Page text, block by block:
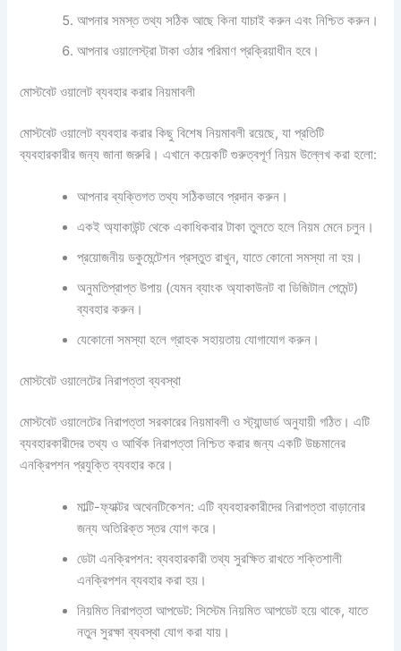
আপনার সমস্ত তথ্য সঠিক আছে কিনা যাচাই করুন এবং নিশ্চিত করুন।
আপনার ওয়ালেস্ট্রা টাকা ওঠার পরিমাণ প্রক্রিয়াধীন হবে।
মোস্টবেট ওয়ালেট ব্যবহার করার নিয়মাবলী
মোস্টবেট ওয়ালেট ব্যবহার করার কিছু বিশেষ নিয়মাবলী রয়েছে, যা প্রতিটি
ব্যবহারকারীর জন্য জানা জরুরি। এখানে কয়েকটি গুরুত্বপূর্ণ নিয়ম উল্লেখ করা হলো:
আপনার ব্যক্তিগত তথ্য সঠিকভাবে প্রদান করুন।
একই অ্যাকাউন্ট থেকে একাধিকবার টাকা তুলতে হলে নিয়ম মেনে চলুন।
প্রয়োজনীয় ডকুমেন্টেশন প্রস্তুত রাখুন, যাতে কোনো সমস্যা না হয়।
অনুমতিপ্রাপ্ত উপায় (যেমন ব্যাংক অ্যাকাউনট বা ডিজিটাল পেমেন্ট)
ব্যবহার করুন।
যেকোনো সমস্যা হলে গ্রাহক সহায়তায় যোগাযোগ করুন।
মোস্টবেট ওয়ালেটের নিরাপত্তা ব্যবস্থা
মোস্টবেট ওয়ালেটের নিরাপত্তা সরকারের নিয়মাবলী ও স্ট্যান্ডার্ড অনুযায়ী গঠিত। এটি
ব্যবহারকারীদের তথ্য ও আর্থিক নিরাপত্তা নিশ্চিত করার জন্য একটি উচ্চমানের
এনক্রিপশন প্রযুক্তি ব্যবহার করে।
মাল্টি-ফ্যাক্টর অথেনটিকেশন: এটি ব্যবহারকারীদের নিরাপত্তা বাড়ানোর
জন্য অতিরিক্ত স্তর যোগ করে।
ডেটা এনক্রিপশন: ব্যবহারকারী তথ্য সুরক্ষিত রাখতে শক্তিশালী
এনক্রিপশন ব্যবহার করা হয়।
নিয়মিত নিরাপত্তা আপডেট: সিস্টেম নিয়মিত আপডেট হয়ে থাকে, যাতে
নতুন সুরক্ষা ব্যবস্থা যোগ করা যায়।